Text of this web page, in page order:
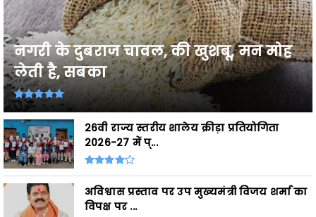
नगरी के दुबराज चावल, की खुशबू, मन मोह
लेती है, सबका
26वी राज्य स्तरीय शालेय क्रीड़ा प्रतियोगिता
2026-27 में प्...
अविश्वास प्रस्ताव पर उप मुख्यमंत्री विजय शर्मा का
विपक्ष पर ...